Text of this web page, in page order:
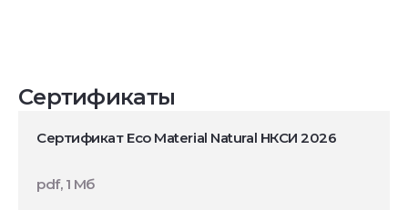
Сертификаты
Сертификат Eco Material Natural НКСИ 2026
pdf, 1 Мб